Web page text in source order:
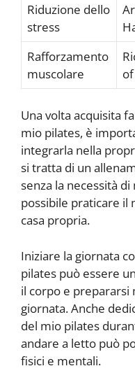
Riduzione dello
stress
Rafforzamento
muscolare
Una volta acquisita
mio pilates, è
integrarla nella
si tratta di un
senza la necessità
possibile praticare il
casa propria.
Iniziare la giornata
pilates può essere
il corpo e
giornata. Anche
del mio pilates
andare a letto può
fisici e mentali.